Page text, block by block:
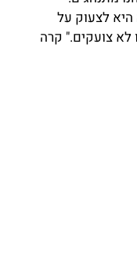
לצעוק על
לא צועקים." קרה